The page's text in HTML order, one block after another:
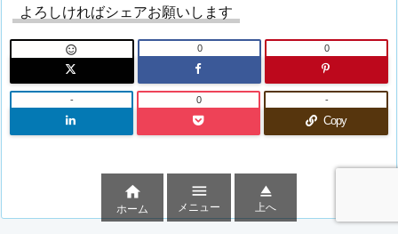
よろしければシェアお願いします
 0 0
- 0
Copy
-

ホーム

メニュー

上へ